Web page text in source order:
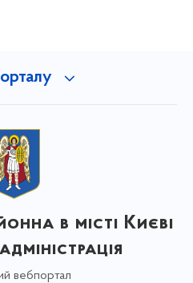
в місті Києві
вебпортал